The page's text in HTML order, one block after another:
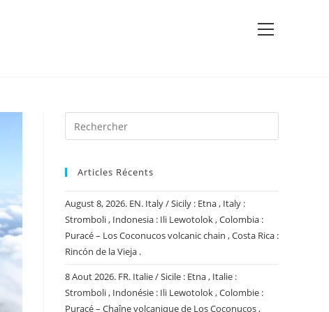
View
Articles Récents
August 8, 2026. EN. Italy / Sicily : Etna , Italy :
Stromboli , Indonesia : Ili Lewotolok , Colombia :
Puracé – Los Coconucos volcanic chain , Costa Rica :
Rincón de la Vieja .
8 Aout 2026. FR. Italie / Sicile : Etna , Italie :
Stromboli , Indonésie : Ili Lewotolok , Colombie :
Puracé – Chaîne volcanique de Los Coconucos ,